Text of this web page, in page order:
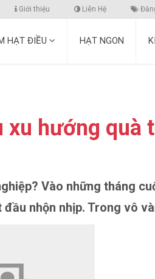
Giới thiệu Liên Hệ
HẠT ĐIỀU HẠT NGON
xu hướng quà
Vào những tháng
nhộn nhịp. Trong vô